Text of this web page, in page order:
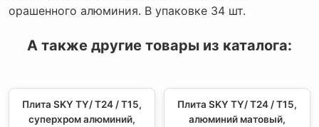
орашенного алюминия. В упаковке 34 шт.
А также другие товары из каталога:
Плита SKY TY/ Т24 / Т15,
суперхром алюминий,
Плита SKY TY/ Т24 / Т15,
алюминий матовый,